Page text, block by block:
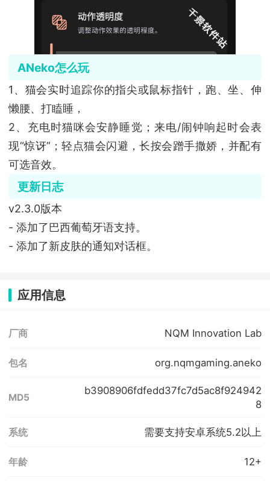
ANeko怎么玩
1、猫会实时追踪你的指尖或鼠标指针，跑、坐、伸
懒腰、打瞌睡，
2、充电时猫咪会安静睡觉；来电/闹钟响起时会表
现“惊讶”；轻点猫会闪避，长按会蹭手撒娇，并配有
可选音效。
更新日志
v2.3.0版本
- 添加了巴西葡萄牙语支持。
- 添加了新皮肤的通知对话框。
应用信息
厂商 NQM Innovation Lab
包名 org.nqmgaming.aneko
MD5
b3908906fdfedd37fc7d5ac8f924942
8
系统 需要支持安卓系统5.2以上
年龄 12+